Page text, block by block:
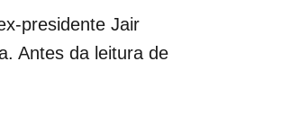
presidente Jair
Antes da leitura de